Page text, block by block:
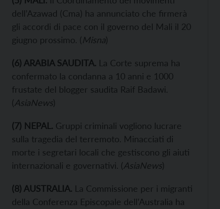
dell’Azawad (Cma) ha annunciato che firmerà
gli accordi di pace con il governo del Mali il 20
giugno prossimo. (Misna)
(6) ARABIA SAUDITA. La Corte suprema ha
confermato la condanna a 10 anni e 1000
frustate del blogger saudita Raif Badawi.
(AsiaNews)
(7) NEPAL. Gruppi criminali vogliono lucrare
sulla tragedia del terremoto. Minacciati di
morte i segretari locali che gestiscono gli aiuti
internazionali e governativi. (AsiaNews)
(8) AUSTRALIA. La Commissione per i migranti
della Conferenza Episcopale dell’Australia ha